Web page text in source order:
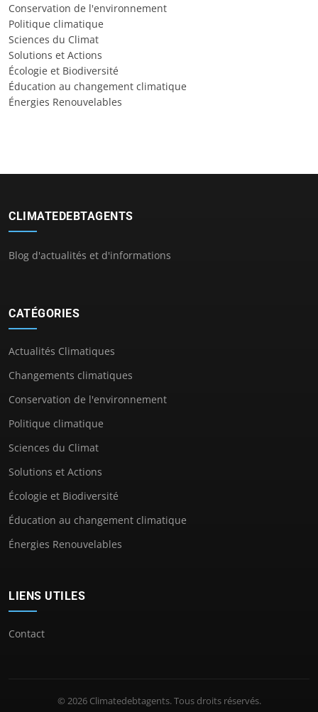
Conservation de l'environnement
Politique climatique
Sciences du Climat
Solutions et Actions
Écologie et Biodiversité
Éducation au changement climatique
Énergies Renouvelables
CLIMATEDEBTAGENTS
Blog d'actualités et d'informations
CATÉGORIES
Actualités Climatiques
Changements climatiques
Conservation de l'environnement
Politique climatique
Sciences du Climat
Solutions et Actions
Écologie et Biodiversité
Éducation au changement climatique
Énergies Renouvelables
LIENS UTILES
Contact
© 2026 Climatedebtagents. Tous droits réservés.